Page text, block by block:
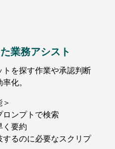
業務アシスト
を探す作業や承認判断
化。
ロンプトで検索
く要約
するのに必要なスクリプ